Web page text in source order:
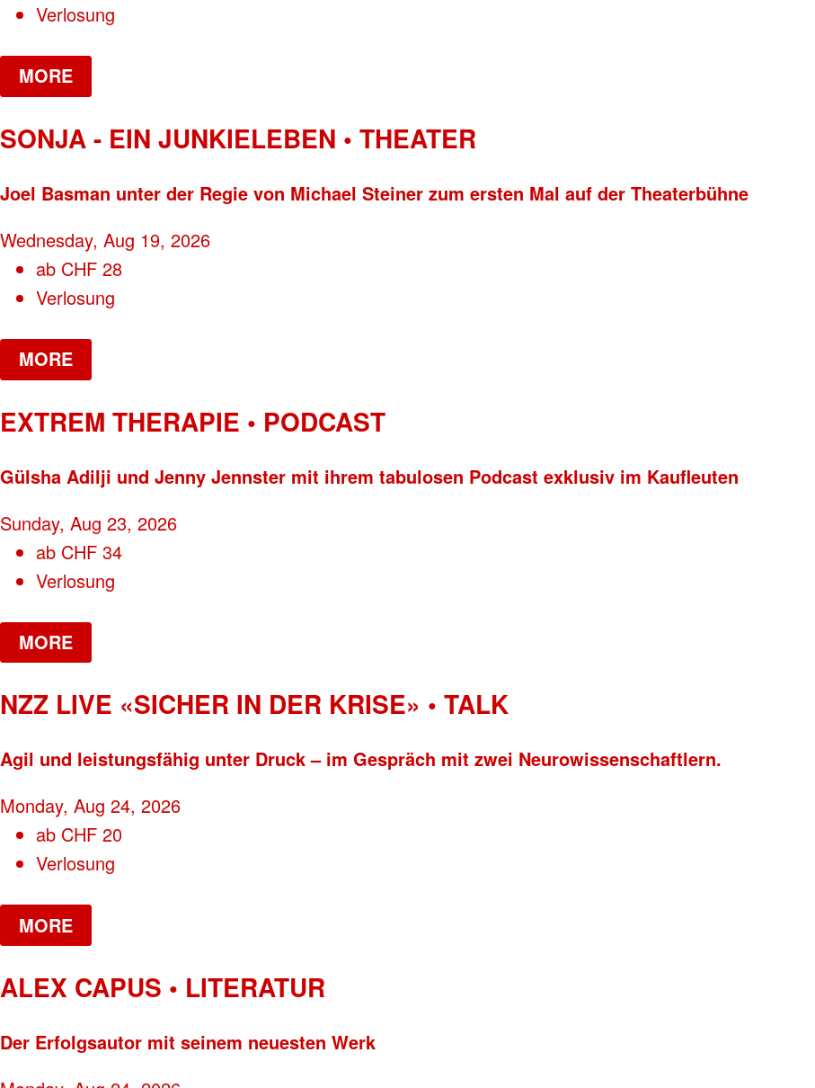
Verlosung
MORE
SONJA - EIN JUNKIELEBEN • THEATER
Joel Basman unter der Regie von Michael Steiner zum ersten Mal auf der Theaterbühne
Wednesday, Aug 19, 2026
ab CHF 28
Verlosung
MORE
EXTREM THERAPIE • PODCAST
Gülsha Adilji und Jenny Jennster mit ihrem tabulosen Podcast exklusiv im Kaufleuten
Sunday, Aug 23, 2026
ab CHF 34
Verlosung
MORE
NZZ LIVE «SICHER IN DER KRISE» • TALK
Agil und leistungsfähig unter Druck – im Gespräch mit zwei Neurowissenschaftlern.
Monday, Aug 24, 2026
ab CHF 20
Verlosung
MORE
ALEX CAPUS • LITERATUR
Der Erfolgsautor mit seinem neuesten Werk